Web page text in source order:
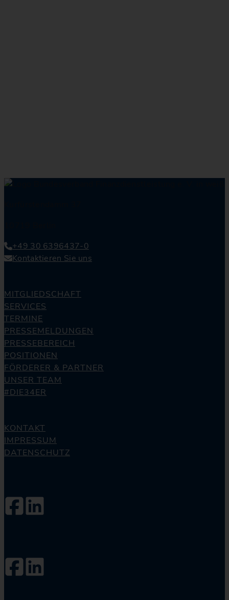
+49 30 6396437-0
Kontaktieren Sie uns
MITGLIEDSCHAFT
SERVICES
TERMINE
PRESSEMELDUNGEN
PRESSEBEREICH
POSITIONEN
FÖRDERER & PARTNER
UNSER TEAM
#DIE34ER
KONTAKT
IMPRESSUM
DATENSCHUTZ